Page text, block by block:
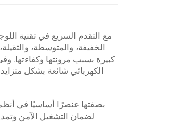
مع التقدم السريع في تقنية
الخفيفة، والمتوسطة،
كبيرة بسبب مرونتها
بصفتها عنصرًا أساسيًا في
لضمان التشغيل الآمن